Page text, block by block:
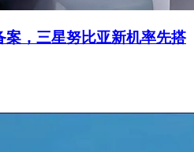
，三星努比亚新机率先搭